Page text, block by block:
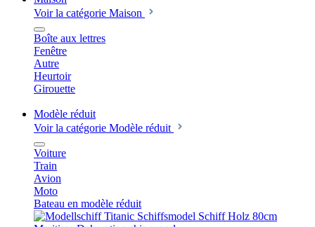
Voir la catégorie Maison
Boîte aux lettres
Fenêtre
Autre
Heurtoir
Girouette
Modèle réduit
Voir la catégorie Modèle réduit
Voiture
Train
Avion
Moto
Bateau en modèle réduit